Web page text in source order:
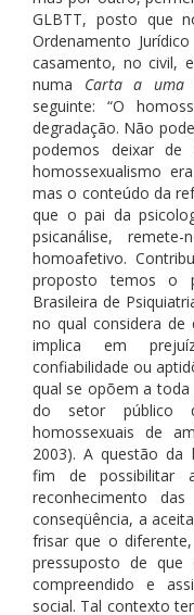
GLBTT, posto que
Ordenamento
casamento, no civil,
numa Carta a uma
seguinte: “O
degradação. Não
podemos deixar
homossexualismo
mas o conteúdo da
que o pai da
psicanálise,
homoafetivo.
proposto temos o
Brasileira de
no qual considera de
implica em
confiabilidade ou
qual se opõem a
do setor público
homossexuais de
2003). A questão da
fim de possibilitar
reconhecimento
conseqüência, a
frisar que o
pressuposto de
compreendido e
social. Tal contexto